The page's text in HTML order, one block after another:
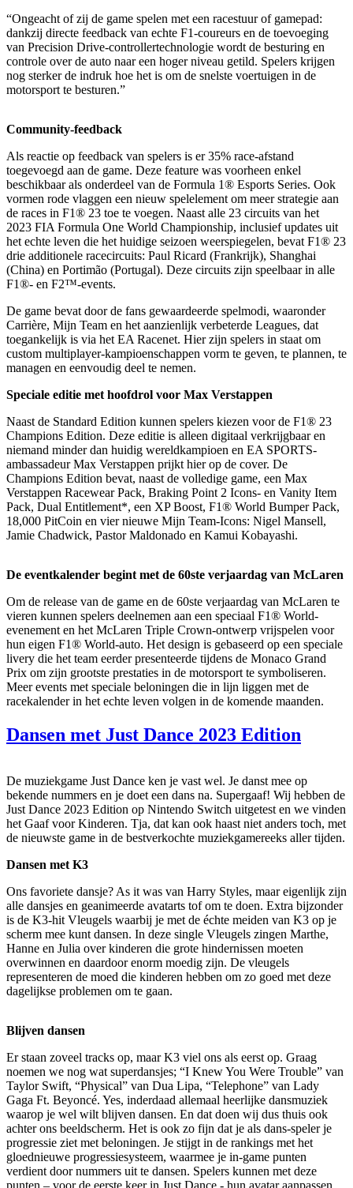
“Ongeacht of zij de game spelen met een racestuur of gamepad:
dankzij directe feedback van echte F1-coureurs en de toevoeging
van Precision Drive-controllertechnologie wordt de besturing en
controle over de auto naar een hoger niveau getild. Spelers krijgen
nog sterker de indruk hoe het is om de snelste voertuigen in de
motorsport te besturen.”
Community-feedback
Als reactie op feedback van spelers is er 35% race-afstand
toegevoegd aan de game. Deze feature was voorheen enkel
beschikbaar als onderdeel van de Formula 1® Esports Series. Ook
vormen rode vlaggen een nieuw spelelement om meer strategie aan
de races in F1® 23 toe te voegen. Naast alle 23 circuits van het
2023 FIA Formula One World Championship, inclusief updates uit
het echte leven die het huidige seizoen weerspiegelen, bevat F1® 23
drie additionele racecircuits: Paul Ricard (Frankrijk), Shanghai
(China) en Portimão (Portugal). Deze circuits zijn speelbaar in alle
F1®- en F2™-events.
De game bevat door de fans gewaardeerde spelmodi, waaronder
Carrière, Mijn Team en het aanzienlijk verbeterde Leagues, dat
toegankelijk is via het EA Racenet. Hier zijn spelers in staat om
custom multiplayer-kampioenschappen vorm te geven, te plannen, te
managen en eenvoudig deel te nemen.
Speciale editie met hoofdrol voor Max Verstappen
Naast de Standard Edition kunnen spelers kiezen voor de F1® 23
Champions Edition. Deze editie is alleen digitaal verkrijgbaar en
niemand minder dan huidig wereldkampioen en EA SPORTS-
ambassadeur Max Verstappen prijkt hier op de cover. De
Champions Edition bevat, naast de volledige game, een Max
Verstappen Racewear Pack, Braking Point 2 Icons- en Vanity Item
Pack, Dual Entitlement*, een XP Boost, F1® World Bumper Pack,
18,000 PitCoin en vier nieuwe Mijn Team-Icons: Nigel Mansell,
Jamie Chadwick, Pastor Maldonado en Kamui Kobayashi.
De eventkalender begint met de 60ste verjaardag van McLaren
Om de release van de game en de 60ste verjaardag van McLaren te
vieren kunnen spelers deelnemen aan een speciaal F1® World-
evenement en het McLaren Triple Crown-ontwerp vrijspelen voor
hun eigen F1® World-auto. Het design is gebaseerd op een speciale
livery die het team eerder presenteerde tijdens de Monaco Grand
Prix om zijn grootste prestaties in de motorsport te symboliseren.
Meer events met speciale beloningen die in lijn liggen met de
racekalender in het echte leven volgen in de komende maanden.
Dansen met Just Dance 2023 Edition
De muziekgame Just Dance ken je vast wel. Je danst mee op
bekende nummers en je doet een dans na. Supergaaf! Wij hebben de
Just Dance 2023 Edition op Nintendo Switch uitgetest en we vinden
het Gaaf voor Kinderen. Tja, dat kan ook haast niet anders toch, met
de nieuwste game in de bestverkochte muziekgamereeks aller tijden.
Dansen met K3
Ons favoriete dansje? As it was van Harry Styles, maar eigenlijk zijn
alle dansjes en geanimeerde avatarts tof om te doen. Extra bijzonder
is de K3-hit Vleugels waarbij je met de échte meiden van K3 op je
scherm mee kunt dansen. In deze single Vleugels zingen Marthe,
Hanne en Julia over kinderen die grote hindernissen moeten
overwinnen en daardoor enorm moedig zijn. De vleugels
representeren de moed die kinderen hebben om zo goed met deze
dagelijkse problemen om te gaan.
Blijven dansen
Er staan zoveel tracks op, maar K3 viel ons als eerst op. Graag
noemen we nog wat superdansjes; “I Knew You Were Trouble” van
Taylor Swift, “Physical” van Dua Lipa, “Telephone” van Lady
Gaga Ft. Beyoncé. Yes, inderdaad allemaal heerlijke dansmuziek
waarop je wel wilt blijven dansen. En dat doen wij dus thuis ook
achter ons beeldscherm. Het is ook zo fijn dat je als dans-speler je
progressie ziet met beloningen. Je stijgt in de rankings met het
gloednieuwe progressiesysteem, waarmee je in-game punten
verdient door nummers uit te dansen. Spelers kunnen met deze